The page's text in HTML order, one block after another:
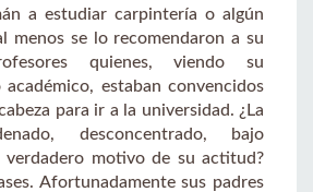
a estudiar carpintería o algún
menos se lo recomendaron a su
quienes, viendo su
estaban convencidos
para ir a la universidad. ¿La
desconcentrado, bajo
verdadero motivo de su actitud?
Afortunadamente sus padres